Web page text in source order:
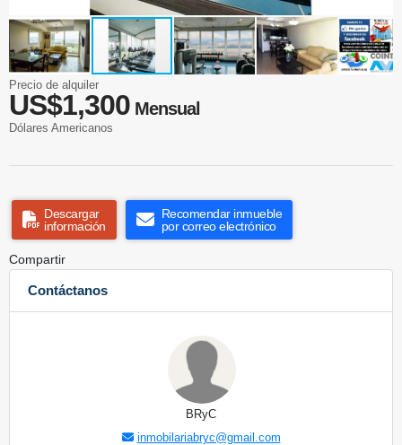
Precio de alquiler
US$1,300 Mensual
Dólares Americanos
Descargar
información
Recomendar inmueble
por correo electrónico
Compartir
Contáctanos
BRyC
inmobilariabryc@gmail.com